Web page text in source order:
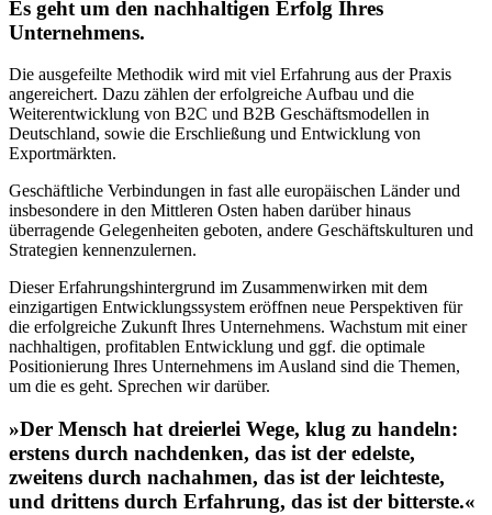
Es geht um den nachhaltigen Erfolg Ihres
Unternehmens.
Die ausgefeilte Methodik wird mit viel Erfahrung aus der Praxis
angereichert. Dazu zählen der erfolgreiche Aufbau und die
Weiterentwicklung von B2C und B2B Geschäftsmodellen in
Deutschland, sowie die Erschließung und Entwicklung von
Exportmärkten.
Geschäftliche Verbindungen in fast alle europäischen Länder und
insbesondere in den Mittleren Osten haben darüber hinaus
überragende Gelegenheiten geboten, andere Geschäftskulturen und
Strategien kennenzulernen.
Dieser Erfahrungshintergrund im Zusammenwirken mit dem
einzigartigen Entwicklungssystem eröffnen neue Perspektiven für
die erfolgreiche Zukunft Ihres Unternehmens. Wachstum mit einer
nachhaltigen, profitablen Entwicklung und ggf. die optimale
Positionierung Ihres Unternehmens im Ausland sind die Themen,
um die es geht. Sprechen wir darüber.
»Der Mensch hat dreierlei Wege, klug zu handeln:
erstens durch nachdenken, das ist der edelste,
zweitens durch nachahmen, das ist der leichteste,
und drittens durch Erfahrung, das ist der bitterste.«